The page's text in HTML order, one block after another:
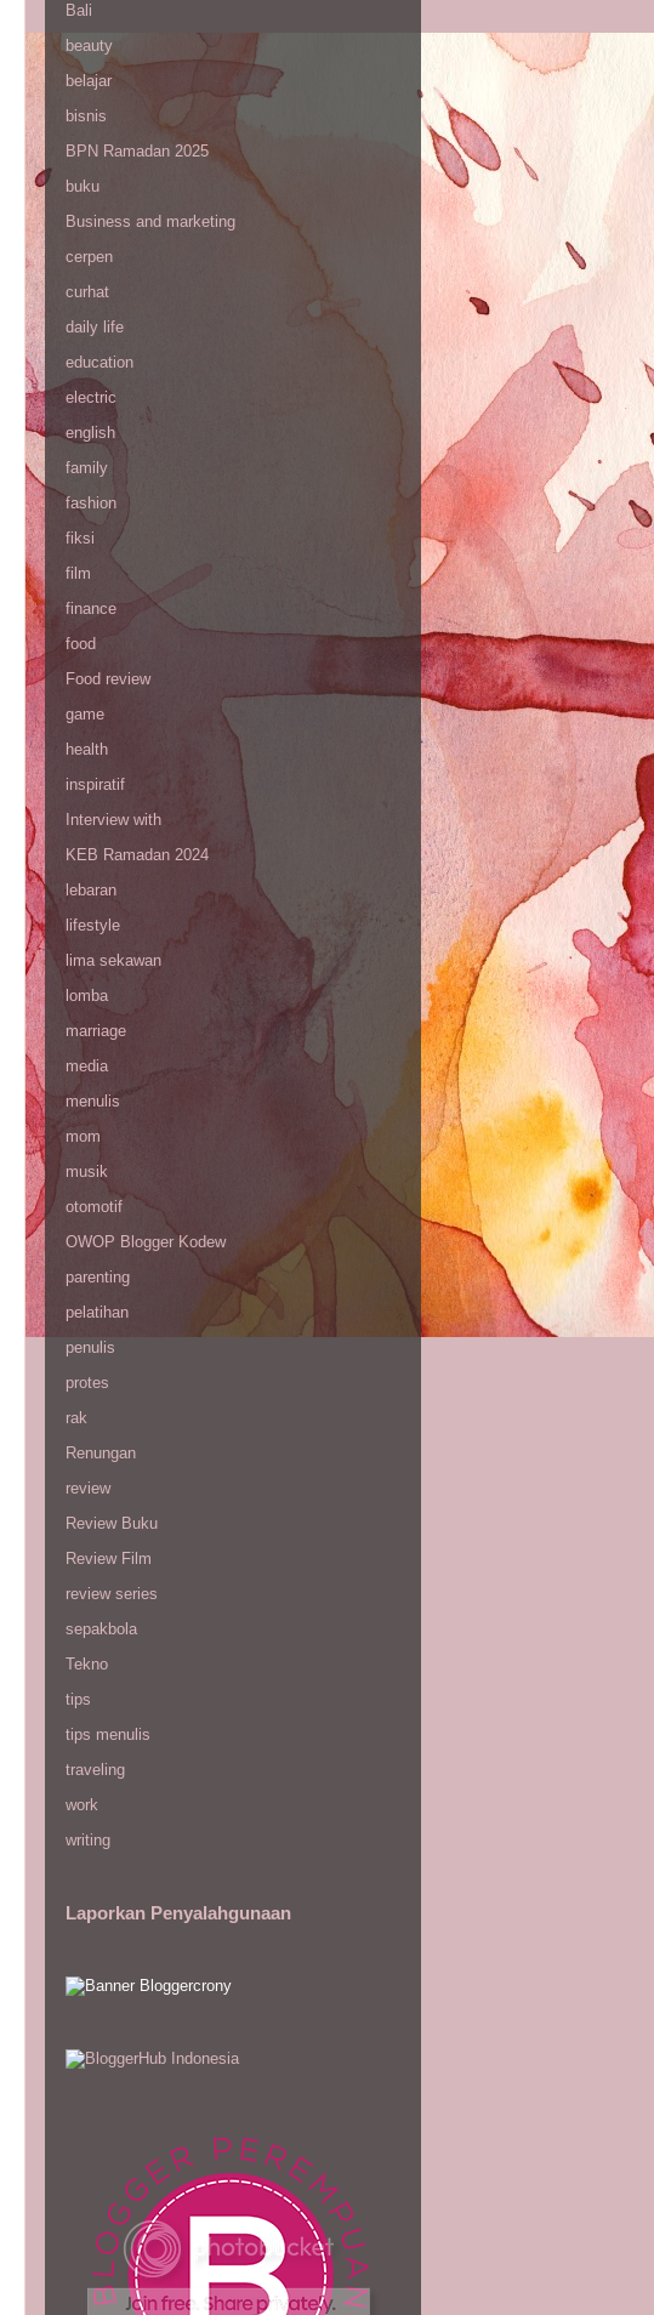
Bali
beauty
belajar
bisnis
BPN Ramadan 2025
buku
Business and marketing
cerpen
curhat
daily life
education
electric
english
family
fashion
fiksi
film
finance
food
Food review
game
health
inspiratif
Interview with
KEB Ramadan 2024
lebaran
lifestyle
lima sekawan
lomba
marriage
media
menulis
mom
musik
otomotif
OWOP Blogger Kodew
parenting
pelatihan
penulis
protes
rak
Renungan
review
Review Buku
Review Film
review series
sepakbola
Tekno
tips
tips menulis
traveling
work
writing
Laporkan Penyalahgunaan